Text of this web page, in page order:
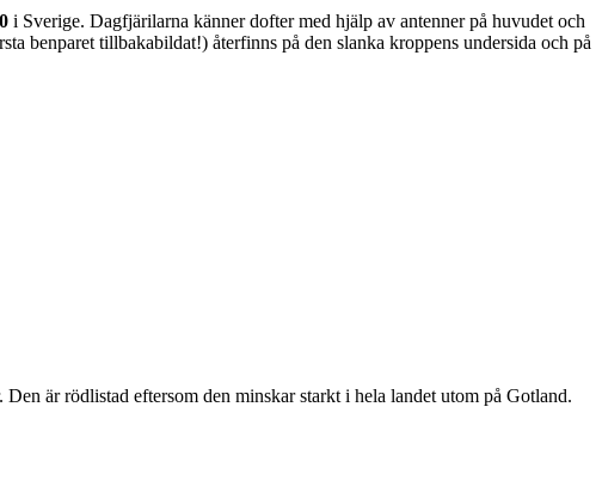
i Sverige. Dagfjärilarna känner dofter med hjälp av antenner på huvudet och
benparet tillbakabildat!) återfinns på den slanka kroppens undersida och på
är rödlistad eftersom den minskar starkt i hela landet utom på Gotland.